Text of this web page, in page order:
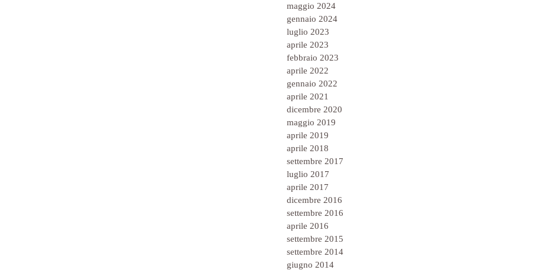
maggio 2024
gennaio 2024
luglio 2023
aprile 2023
febbraio 2023
aprile 2022
gennaio 2022
aprile 2021
dicembre 2020
maggio 2019
aprile 2019
aprile 2018
settembre 2017
luglio 2017
aprile 2017
dicembre 2016
settembre 2016
aprile 2016
settembre 2015
settembre 2014
giugno 2014